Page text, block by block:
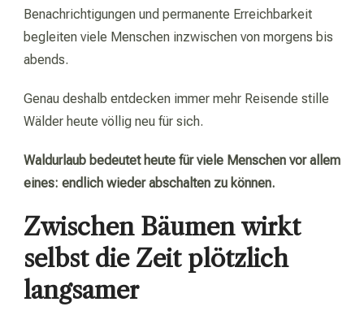
Benachrichtigungen und permanente Erreichbarkeit
begleiten viele Menschen inzwischen von morgens bis
abends.
Genau deshalb entdecken immer mehr Reisende stille
Wälder heute völlig neu für sich.
Waldurlaub bedeutet heute für viele Menschen vor allem
eines: endlich wieder abschalten zu können.
Zwischen Bäumen wirkt
selbst die Zeit plötzlich
langsamer